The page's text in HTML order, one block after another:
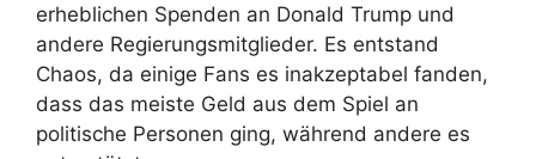
erheblichen Spenden an Donald Trump und
andere Regierungsmitglieder. Es entstand
Chaos, da einige Fans es inakzeptabel fanden,
dass das meiste Geld aus dem Spiel an
politische Personen ging, während andere es